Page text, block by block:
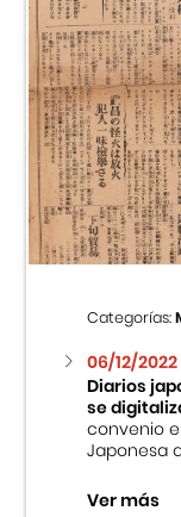
Categorías:
06/12/2022
Diarios
se
convenio
Japonesa
Ver más